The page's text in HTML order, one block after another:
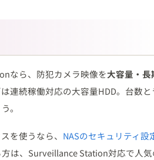
なら、防犯カメラ映像を大容量・
連続稼働対応の大容量HDD。台数
。
を使うなら、 NASのセキュリティ設
は、Surveillance Station対応で人